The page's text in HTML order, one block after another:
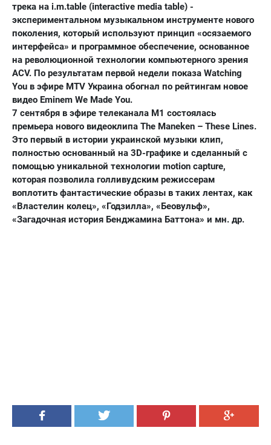
трека на i.m.table (interactive media table) -
экспериментальном музыкальном инструменте нового
поколения, который используют принцип «осязаемого
интерфейса» и программное обеспечение, основанное
на революционной технологии компьютерного зрения
ACV. По результатам первой недели показа Watching
You в эфире MTV Украина обогнал по рейтингам новое
видео Eminem We Made You.
7 сентября в эфире телеканала М1 состоялась
премьера нового видеоклипа The Maneken – These Lines.
Это первый в истории украинской музыки клип,
полностью основанный на 3D-графике и сделанный с
помощью уникальной технологии motion capture,
которая позволила голливудским режиссерам
воплотить фантастические образы в таких лентах, как
«Властелин колец», «Годзилла», «Беовульф»,
«Загадочная история Бенджамина Баттона» и мн. др.